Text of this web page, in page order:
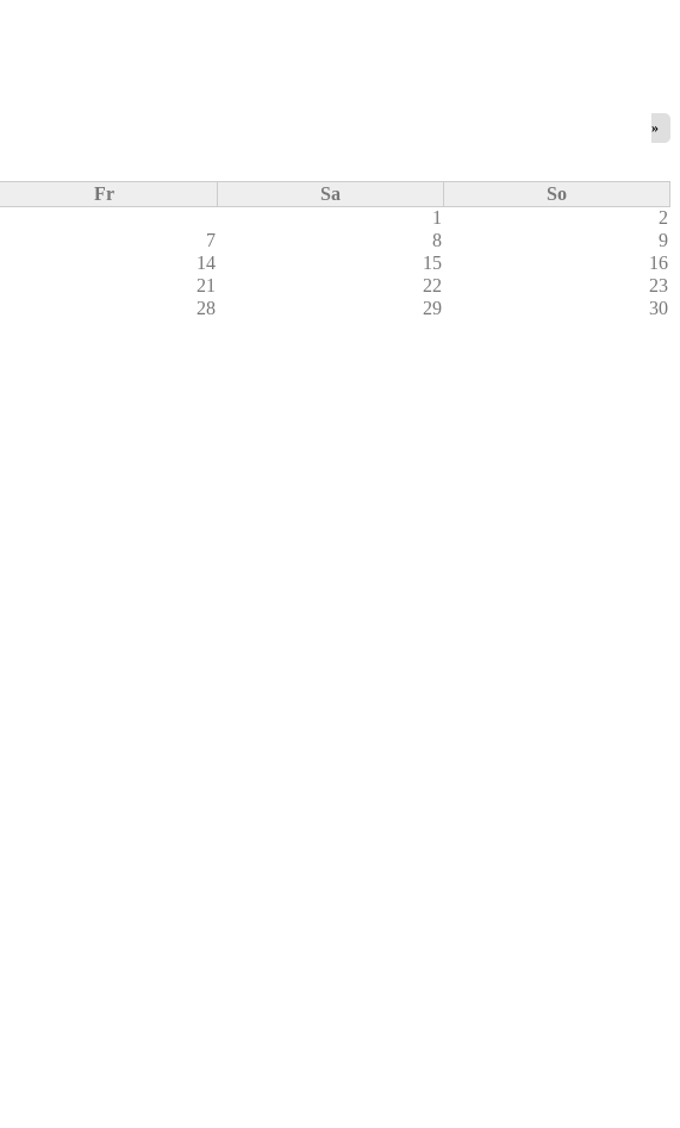
»
Fr Sa
So
1
2
7 8
9
14 15
16
21 22
23
28 29
30